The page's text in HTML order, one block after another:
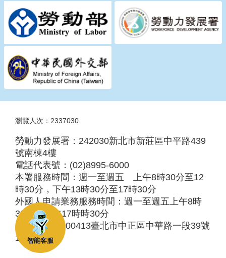
智能客服
瀏覽人次：2337030
勞動力發展署：242030新北市新莊區中平路439
號南棟4樓
電話代表號：(02)8995-6000
本署服務時間：週一至週五 上午8時30分至12
時30分，下午13時30分至17時30分
外國人申請業務服務時間：週一至週五上午8時
30分至下午17時時30分
服務地址：100413臺北市中正區中華路一段39號
10樓